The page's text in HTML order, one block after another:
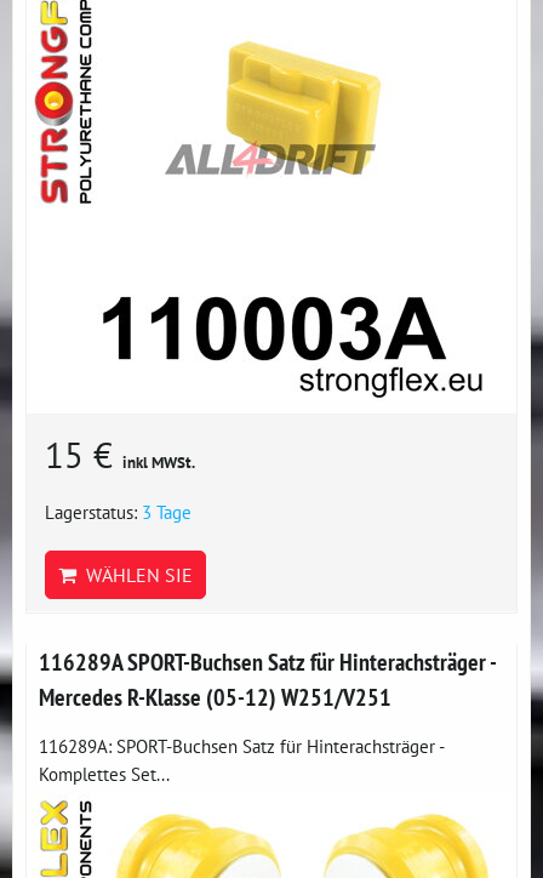
15 € inkl MWSt.
Lagerstatus: 3 Tage
WÄHLEN SIE
116289A SPORT-Buchsen Satz für Hinterachsträger -
Mercedes R-Klasse (05-12) W251/V251
116289A: SPORT-Buchsen Satz für Hinterachsträger -
Komplettes Set...